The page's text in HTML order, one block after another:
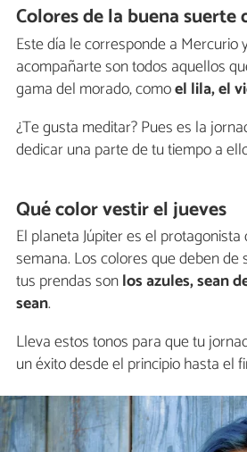
Colores de la buena suerte
Este día le corresponde a Mercurio
acompañarte son todos aquellos
gama del morado, comoel lila, el
¿Te gusta meditar? Pues es la
dedicar una parte de tu tiempo a
Qué color vestir el jueves
El planeta Júpiter es el
semana. Los colores que deben
tus prendas sonlos azules, sean
sean.
Lleva estos tonos para que tu
un éxito desde el principio hasta el